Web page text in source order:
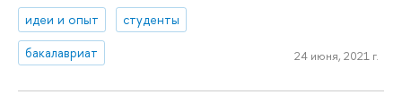
идеи и опыт
студенты
бакалавриат
24 июня, 2021 г.